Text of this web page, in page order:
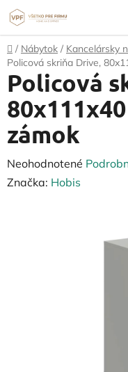
Prejsť
na
obsah
Domov
/ Nábytok / Kancelársky
Policová skriňa Drive,
Policová
zámok
Priemerné
hodnotenie
Neohodnotené
Značka: Hobis